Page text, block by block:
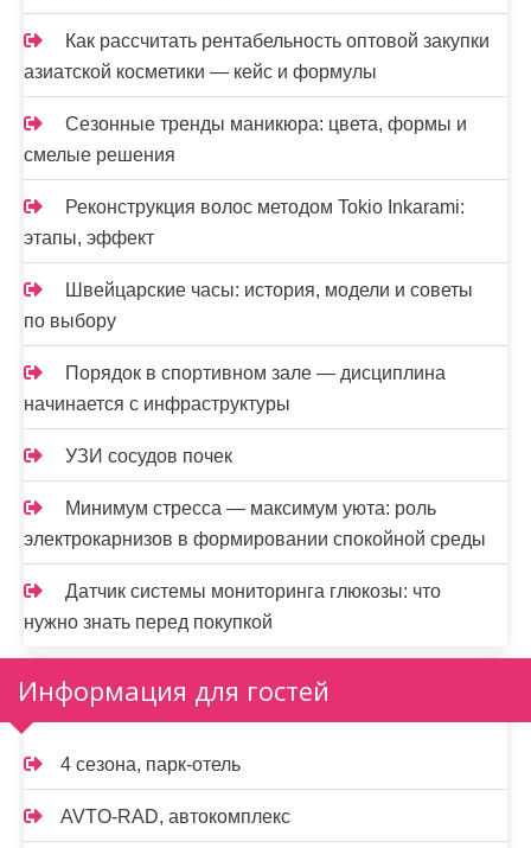
Как рассчитать рентабельность оптовой закупки
азиатской косметики — кейс и формулы
Сезонные тренды маникюра: цвета, формы и
смелые решения
Реконструкция волос методом Tokio Inkarami:
этапы, эффект
Швейцарские часы: история, модели и советы
по выбору
Порядок в спортивном зале — дисциплина
начинается с инфраструктуры
УЗИ сосудов почек
Минимум стресса — максимум уюта: роль
электрокарнизов в формировании спокойной среды
Датчик системы мониторинга глюкозы: что
нужно знать перед покупкой
Информация для гостей
4 сезона, парк-отель
AVTO-RAD, автокомплекс